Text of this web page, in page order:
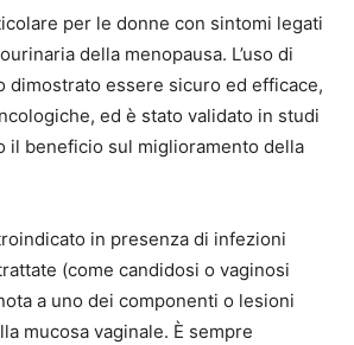
per le donne con sintomi legati
della menopausa. L’uso di
dimostrato essere sicuro ed efficace,
ed è stato validato in studi
il beneficio sul miglioramento della
in presenza di infezioni
(come candidosi o vaginosi
a uno dei componenti o lesioni
mucosa vaginale. È sempre